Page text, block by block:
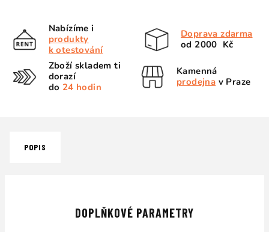
Nabízíme i
produkty
k otestování
Doprava zdarma
od 2000 Kč
Zboží skladem ti
dorazí
do 24 hodin
Kamenná
prodejna v Praze
POPIS
DOPLŇKOVÉ PARAMETRY